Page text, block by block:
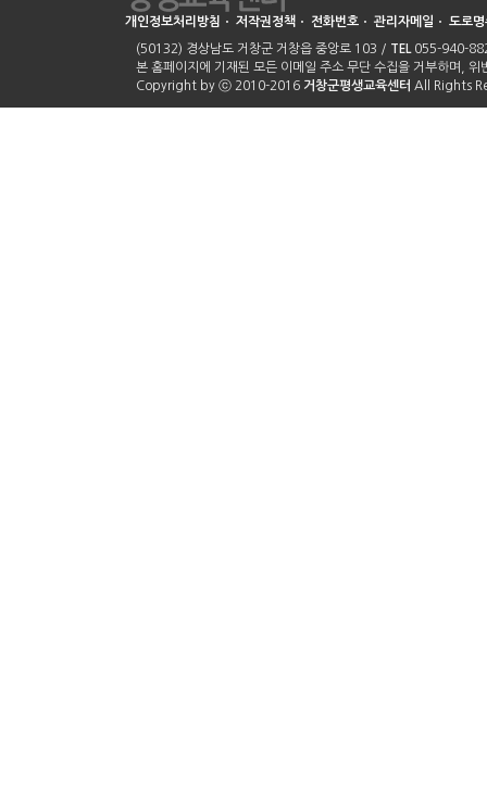
개인정보처리방침 ㆍ 저작권정책 ㆍ 전화번호 ㆍ 관리자메일 ㆍ 도로명
(50132) 경상남도 거창군 거창읍 중앙로 103 / TEL 055-940-
본 홈페이지에 기재된 모든 이메일 주소 무단 수집을 거부하며,
Copyright by ⓒ 2010-2016 거창군평생교육센터 All Rights